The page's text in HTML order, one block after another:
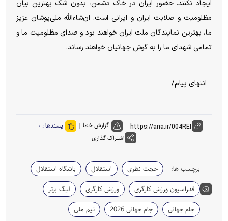
ایجاد نکنند. حضور ایران در خاک دشمن، بدون شک بهترین بیان
مظلومیت و صلابت ایران و ایرانی است. ان‌شاءالله ملی‌پوشان عزیز
ما، بهترین نمایندگان ملت ایران خواهند بود و صدای مظلومیت ما و
تمامی شهدای ما را به گوش جهانیان خواهند رساند.
انتهای پیام/
گزارش خطا پسندها : ۰
اشتراک گذاری
برچسب ها: حجت نظری استقلال
باشگاه استقلال
فدراسیون ورزش کارگری
ورزش کارگری
لیگ برتر
جام جهانی
جام جهانی 2026 تیم ملی